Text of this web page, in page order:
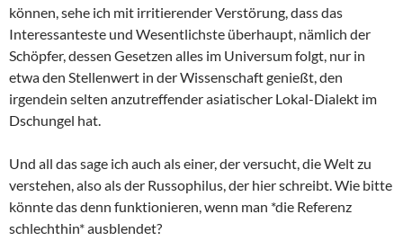
können, sehe ich mit irritierender Verstörung, dass das
Interessanteste und Wesentlichste überhaupt, nämlich der
Schöpfer, dessen Gesetzen alles im Universum folgt, nur in
etwa den Stellenwert in der Wissenschaft genießt, den
irgendein selten anzutreffender asiatischer Lokal-Dialekt im
Dschungel hat.
Und all das sage ich auch als einer, der versucht, die Welt zu
verstehen, also als der Russophilus, der hier schreibt. Wie bitte
könnte das denn funktionieren, wenn man *die Referenz
schlechthin* ausblendet?